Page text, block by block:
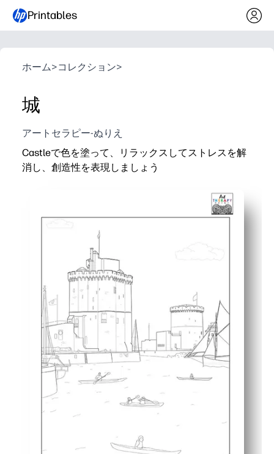
Printables
ホーム>コレクション>
城
アートセラピー-ぬりえ
Castleで色を塗って、リラックスしてストレスを解
消し、創造性を表現しましょう